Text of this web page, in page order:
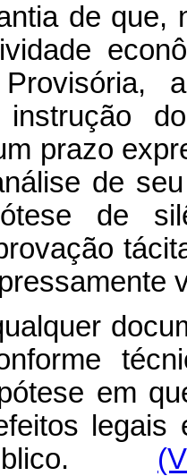
de que,
prazo
de
de
em
legais
público.